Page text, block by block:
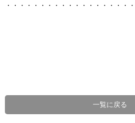
・・・・・・・・・・・・・・・・・・
一覧に戻る